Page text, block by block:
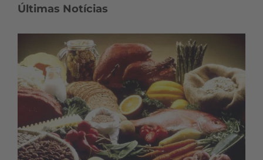
Últimas Notícias